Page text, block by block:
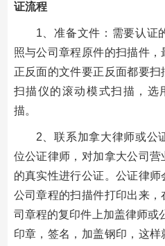
证流程
1、准备文件：需要认证
照与公司章程原件的扫描件
正反面的文件要正反面都要
扫描仪的滚动模式扫描，选
描。
2、联系加拿大律师或公
位公证律师，对加拿大公司
的真实性进行公证。公证律
公司章程的扫描件打印出来
司章程的复印件上加盖律师或
印章，签名，加盖钢印，这